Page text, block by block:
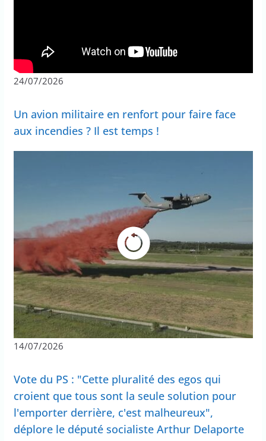
24/07/2026
Un avion militaire en renfort pour faire face
aux incendies ? Il est temps !
14/07/2026
Vote du PS : "Cette pluralité des egos qui
croient que tous sont la seule solution pour
l'emporter derrière, c'est malheureux",
déplore le député socialiste Arthur Delaporte